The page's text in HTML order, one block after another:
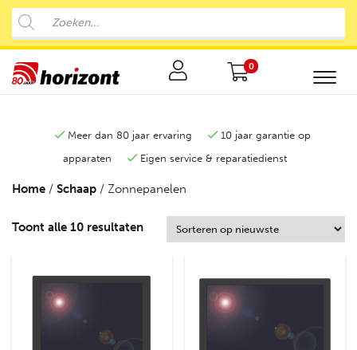
0
Meer dan 80 jaar ervaring
10 jaar garantie op
apparaten
Eigen service & reparatiedienst
Toont alle 10 resultaten
Home / Schaap / Zonnepanelen